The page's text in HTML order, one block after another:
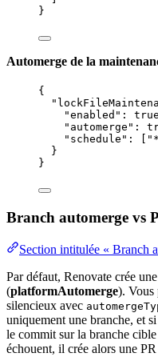
}
Automerge de la
{
"enabled" : true
"automerge" :
"schedule" : [ "
}
}
Branch automerge vs
Section intitulée « Branch
Par défaut, Renovate crée
(platformAutomerge). Vous
silencieux avec
uniquement une branche, et
le commit sur la branche
échouent, il crée alors une